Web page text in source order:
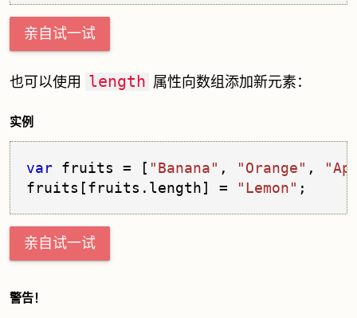
亲自试一试
也可以使用 length 属性向数组添加新元素：
实例
var fruits = [ "Banana" , "Orange" ,
fruits[fruits. length] = "Lemon" ;
亲自试一试
警告！